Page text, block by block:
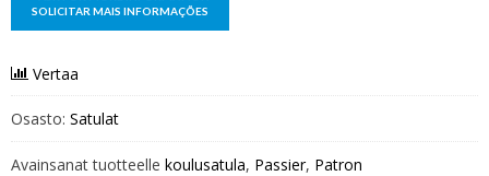
Vertaa
Osasto: Satulat
Avainsanat tuotteelle koulusatula, Passier, Patron